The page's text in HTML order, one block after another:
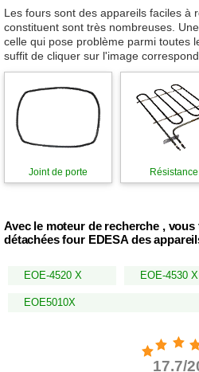
Les fours sont des appareils faciles à
constituent sont très nombreuses.
celle qui pose problème parmi toutes
suffit de cliquer sur l'image
Joint de porte Résistance
Avec le moteur de recherche ,
détachées four EDESA des
EOE-4520 X EOE-4530 X
EOE5010X